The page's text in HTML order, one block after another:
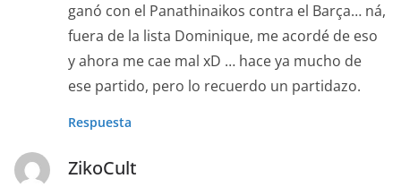
ganó con el Panathinaikos contra el Barça… ná,
fuera de la lista Dominique, me acordé de eso
y ahora me cae mal xD … hace ya mucho de
ese partido, pero lo recuerdo un partidazo.
Respuesta
ZikoCult